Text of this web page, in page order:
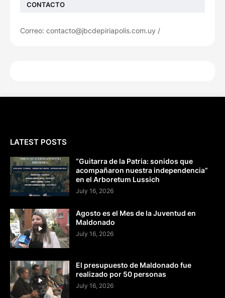
CONTACTO
Correo: contacto@jbcdepiriapolis.com.uy /
LATEST POSTS
“Guitarra de la Patria: sonidos que
acompañaron nuestra independencia”
en el Arboretum Lussich
July 16, 2026
Agosto es el Mes de la Juventud en
Maldonado
July 16, 2026
El presupuesto de Maldonado fue
realizado por 50 personas
July 16, 2026